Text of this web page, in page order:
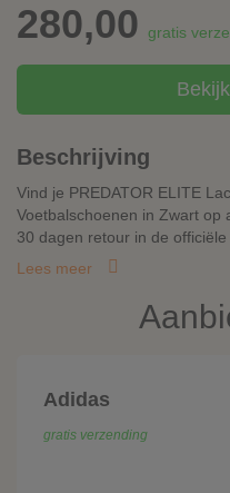
280,00 gratis
Beschrijving
Vind je PREDATOR ELITE
Voetbalschoenen in Zwart op
30 dagen retour in de officiële
Lees meer
Adidas
gratis verzending